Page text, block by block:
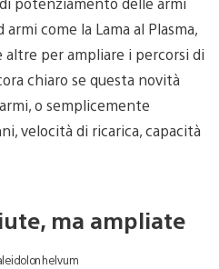
come la Lama al Plasma,
altre per ampliare i percorsi di
chiaro se questa novità
o semplicemente
velocità di ricarica, capacità
ma ampliate